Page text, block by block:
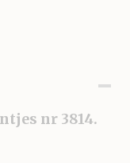
nr 3814.